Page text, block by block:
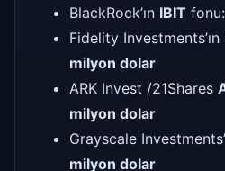
BlackRock’ın IBIT fonu:
Fidelity Investments’ın
milyon dolar
ARK Invest /21Shares
milyon dolar
Grayscale
milyon dolar